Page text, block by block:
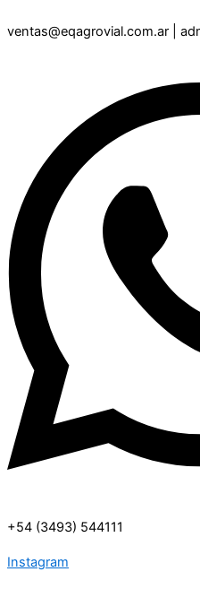
ventas@eqagrovial.com.ar
+54 (3493) 544111
Instagram